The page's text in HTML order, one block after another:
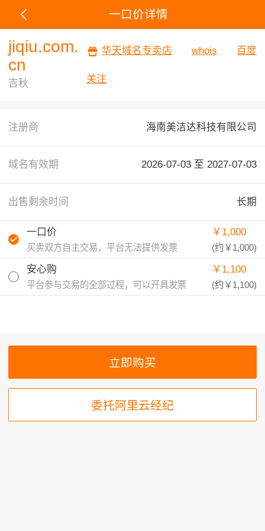
一口价详情
jiqiu.com.
cn
吉秋
华天域名专卖店 whois 百度
关注
注册商 海南美洁达科技有限公司
域名有效期 2026-07-03 至 2027-07-03
出售剩余时间 长期
一口价
买卖双方自主交易，平台无法提供发票
￥1,000
(约￥1,000)
安心购
平台参与交易的全部过程，可以开具发票
￥1,100
(约￥1,100)
委托阿里云经纪